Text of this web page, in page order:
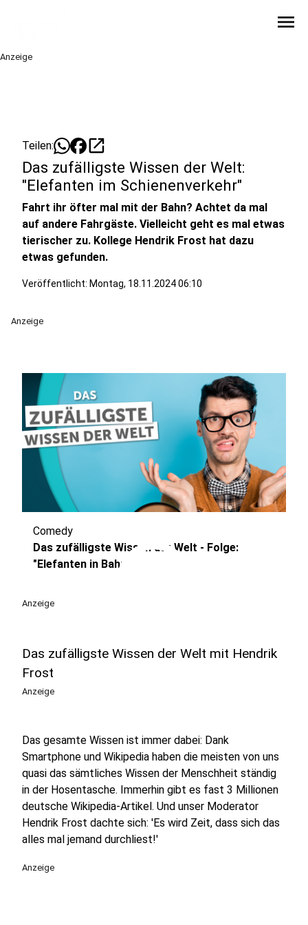
menu
Anzeige
Teilen: open_in_new
Das zufälligste Wissen der Welt:
"Elefanten im Schienenverkehr"
Fahrt ihr öfter mal mit der Bahn? Achtet da mal
auf andere Fahrgäste. Vielleicht geht es mal etwas
tierischer zu. Kollege Hendrik Frost hat dazu
etwas gefunden.
Veröffentlicht: Montag, 18.11.2024 06:10
Anzeige
play_circle
Comedy
Das zufälligste Wissen der Welt - Folge:
"Elefanten in Bahn"
Anzeige
Das zufälligste Wissen der Welt mit Hendrik
Frost
Anzeige
Das gesamte Wissen ist immer dabei: Dank
Smartphone und Wikipedia haben die meisten von uns
quasi das sämtliches Wissen der Menschheit ständig
in der Hosentasche. Immerhin gibt es fast 3 Millionen
deutsche Wikipedia-Artikel. Und unser Moderator
Hendrik Frost dachte sich: 'Es wird Zeit, dass sich das
alles mal jemand durchliest!'
Anzeige